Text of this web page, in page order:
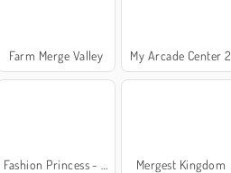
Farm Merge Valley My Arcade Center 2
Mergest Kingdom